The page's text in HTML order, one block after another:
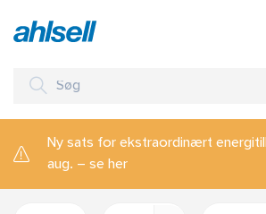
Ny sats for ekstraordinært
aug. – se her